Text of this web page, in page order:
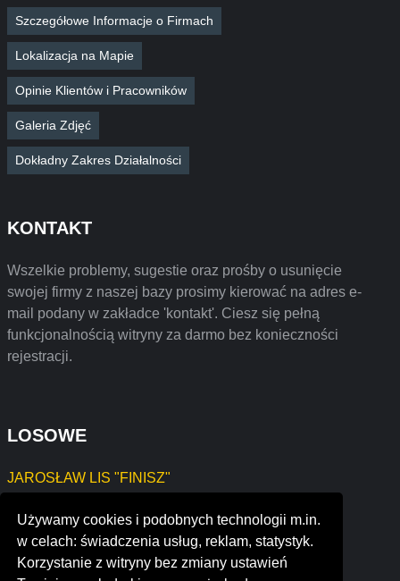
Używamy cookies i podobnych technologii m.in.
w celach: świadczenia usług, reklam, statystyk.
Korzystanie z witryny bez zmiany ustawień
Szczegółowe Informacje o Firmach
Lokalizacja na Mapie
Opinie Klientów i Pracowników
Galeria Zdjęć
Dokładny Zakres Działalności
KONTAKT
Wszelkie problemy, sugestie oraz prośby o usunięcie
swojej firmy z naszej bazy prosimy kierować na adres e-
mail podany w zakładce 'kontakt'. Ciesz się pełną
funkcjonalnością witryny za darmo bez konieczności
rejestracji.
LOSOWE
JAROSŁAW LIS "FINISZ"
TOMASZ WAWRZYNIUK
ANDRZEJ ZŁOTNICKI "TRANS-AND"
"DARA" DANUTA RAJEWSKA